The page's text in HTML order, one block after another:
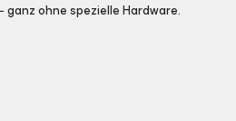
ganz ohne spezielle Hardware.